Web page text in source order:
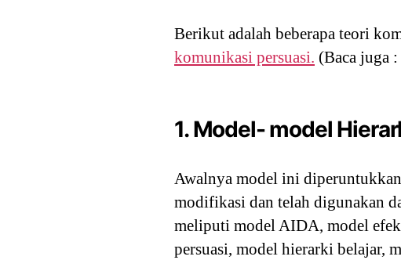
Berikut adalah beberapa teori
komunikasi persuasi. (Baca juga :
1. Model- model
Awalnya model ini
modifikasi dan telah digunakan
meliputi model AIDA, model
persuasi, model hierarki belajar,